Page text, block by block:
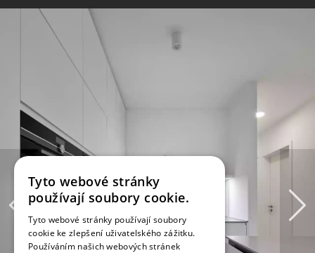
Tyto webové stránky
používají soubory cookie.
Tyto webové stránky používají soubory
cookie ke zlepšení uživatelského zážitku.
Používáním našich webových stránek